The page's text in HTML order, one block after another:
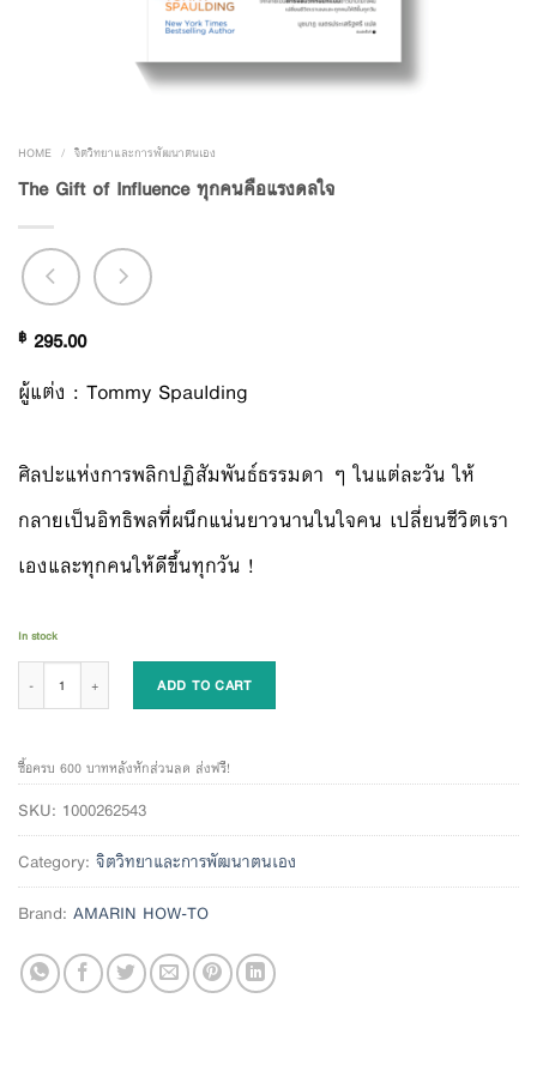
HOME / จิตวิทยาและการพัฒนาตนเอง
The Gift of Influence ทุกคนคือแรงดลใจ
฿ 295.00
ผู้แต่ง : Tommy Spaulding
ศิลปะแห่งการพลิกปฏิสัมพันธ์ธรรมดา ๆ ในแต่ละวัน ให้
กลายเป็นอิทธิพลที่ผนึกแน่นยาวนานในใจคน เปลี่ยนชีวิตเรา
เองและทุกคนให้ดีขึ้นทุกวัน !
In stock
ADD TO CART
ซื้อครบ 600 บาทหลังหักส่วนลด ส่งฟรี!
SKU: 1000262543
Category: จิตวิทยาและการพัฒนาตนเอง
Brand: AMARIN HOW-TO